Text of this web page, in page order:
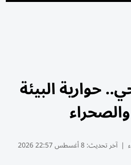
حوارية البيئة
| آخر تحديث:8 أغسطس 22:57 2026